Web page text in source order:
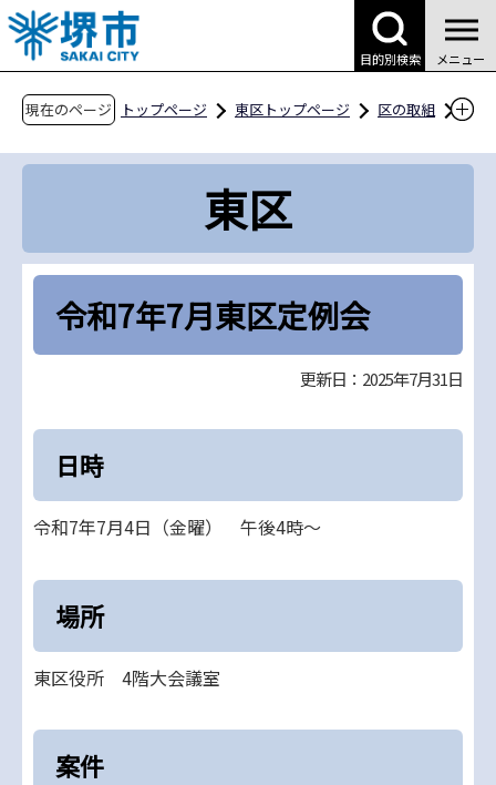
こ
の
ペ
目的別検索 メニュー
現在のページ トップページ 東区トップページ
区の取組
東区自治連合協議会東区
令和7年7月東区定例会
更新日：2025年7月31日
日時
令和7年7月4日（金曜） 午後4時～
場所
東区役所 4階大会議室
案件